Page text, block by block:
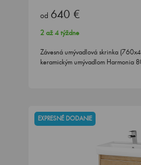
od 640 €
2 až 4 týždne
Závesná umývadlová skrinka
keramickým umývadlom Harmonia
EXPRESNÉ DODANIE